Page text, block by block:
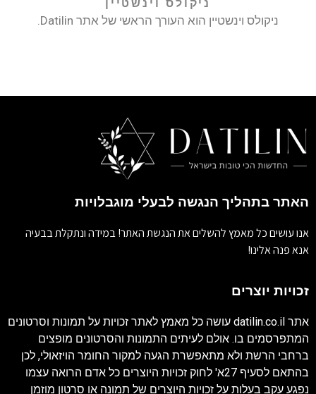
ניקולס וינשטיין
ניקולס וינשטיין הוא העורך הראשי של אתר Datilin.
האתר בתהליך הנגשה לבעלי מוגבלויות
אנו עושים כל מאמץ להשלים את הנגשת האתר! במידה ונתקלת בבעיה
אנא פנה אלינו!
זכויות יוצרים
אתר datilin.co.il עושה כל מאמץ לאתר זכויות על תמונות וסרטונים
המתפרסמים בו. אולם לעיתים התמונות והסרטונים מופצים
ברחבי הרשת ולא מתאפשרת הגעה למקור החומר הויזאולי, לכן
בהתאם לסעיף 27א' לחוק זכויות היוצרים כל אדם הרואה עצמו
נפגע עקב בעלות על זכויות היוצרים של תמונה או סרטון מוזמן